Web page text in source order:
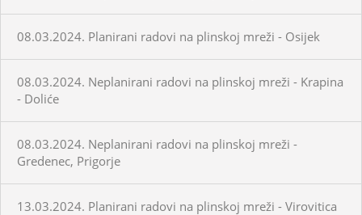
08.03.2024. Planirani radovi na plinskoj mreži - Osijek
08.03.2024. Neplanirani radovi na plinskoj mreži - Krapina
- Doliće
08.03.2024. Neplanirani radovi na plinskoj mreži -
Gredenec, Prigorje
13.03.2024. Planirani radovi na plinskoj mreži - Virovitica